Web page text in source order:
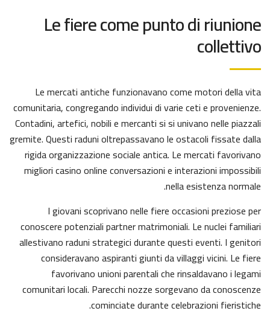
Le fiere come punto di riunione
collettivo
Le mercati antiche funzionavano come motori della vita
comunitaria, congregando individui di varie ceti e provenienze.
Contadini, artefici, nobili e mercanti si si univano nelle piazzali
gremite. Questi raduni oltrepassavano le ostacoli fissate dalla
rigida organizzazione sociale antica. Le mercati favorivano
migliori casino online conversazioni e interazioni impossibili
nella esistenza normale.
I giovani scoprivano nelle fiere occasioni preziose per
conoscere potenziali partner matrimoniali. Le nuclei familiari
allestivano raduni strategici durante questi eventi. I genitori
consideravano aspiranti giunti da villaggi vicini. Le fiere
favorivano unioni parentali che rinsaldavano i legami
comunitari locali. Parecchi nozze sorgevano da conoscenze
cominciate durante celebrazioni fieristiche.